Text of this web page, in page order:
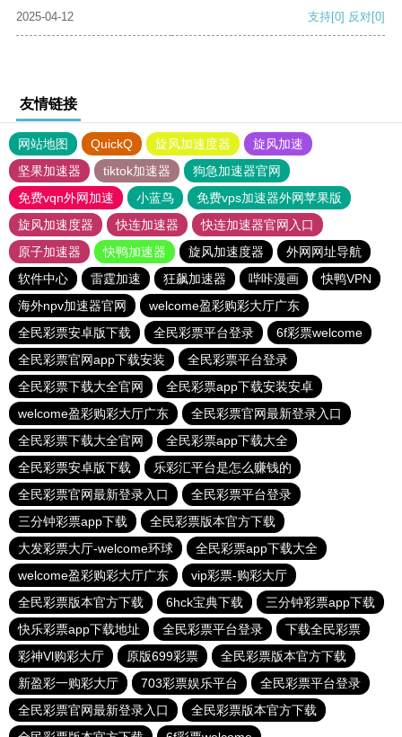
2025-04-12 支持[0] 反对[0]
友情链接
网站地图 QuickQ 旋风加速度器
旋风加速
坚果加速器
tiktok加速器
狗急加速器官网
免费vqn外网加速
小蓝鸟
免费vps加速器外网苹果版
旋风加速度器
快连加速器
快连加速器官网入口
原子加速器
快鸭加速器 旋风加速度器
外网网址导航
软件中心
雷霆加速 狂飙加速器 哔咔漫画
快鸭VPN
海外npv加速器官网
welcome盈彩购彩大厅广东
全民彩票安卓版下载
全民彩票平台登录
6f彩票welcome
全民彩票官网app下载安装
全民彩票平台登录
全民彩票下载大全官网
全民彩票app下载安装安卓
welcome盈彩购彩大厅广东
全民彩票官网最新登录入口
全民彩票下载大全官网
全民彩票app下载大全
全民彩票安卓版下载
乐彩汇平台是怎么赚钱的
全民彩票官网最新登录入口
全民彩票平台登录
三分钟彩票app下载
全民彩票版本官方下载
大发彩票大厅-welcome环球
全民彩票app下载大全
welcome盈彩购彩大厅广东
vip彩票-购彩大厅
全民彩票版本官方下载
6hck宝典下载
三分钟彩票app下载
快乐彩票app下载地址
全民彩票平台登录
下载全民彩票
彩神Vl购彩大厅
原版699彩票
全民彩票版本官方下载
新盈彩一购彩大厅
703彩票娱乐平台
全民彩票平台登录
全民彩票官网最新登录入口
全民彩票版本官方下载